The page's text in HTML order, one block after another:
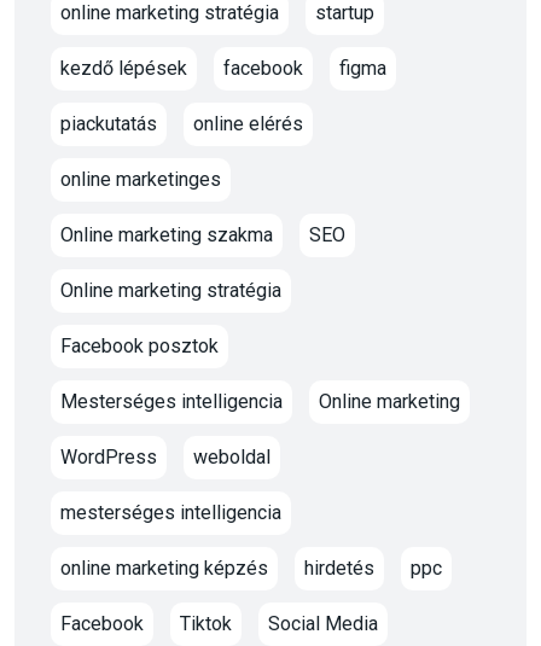
online marketing stratégia startup
kezdő lépések facebook figma
piackutatás online elérés
online marketinges
Online marketing szakma SEO
Online marketing stratégia
Facebook posztok
Mesterséges intelligencia Online marketing
WordPress weboldal
mesterséges intelligencia
online marketing képzés hirdetés ppc
Facebook Tiktok Social Media